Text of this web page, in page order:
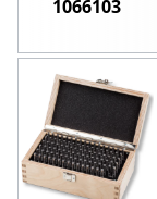
1066103